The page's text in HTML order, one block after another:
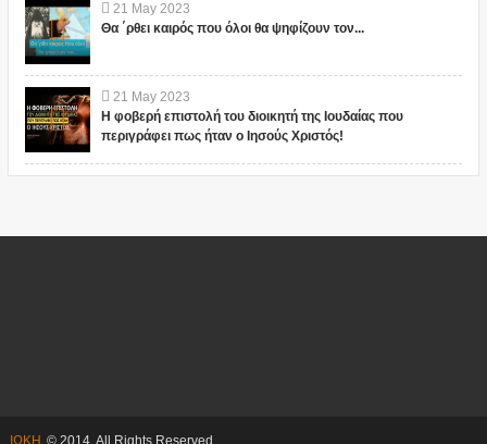
21 May 2023
Θα ΄ρθει καιρός που όλοι θα ψηφίζουν τον...
21 May 2023
Η φοβερή επιστολή του διοικητή της Ιουδαίας που
περιγράφει πως ήταν ο Ιησούς Χριστός!